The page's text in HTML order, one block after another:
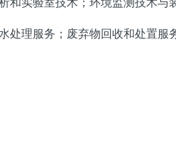
处理服务；废弃物回收和处置服